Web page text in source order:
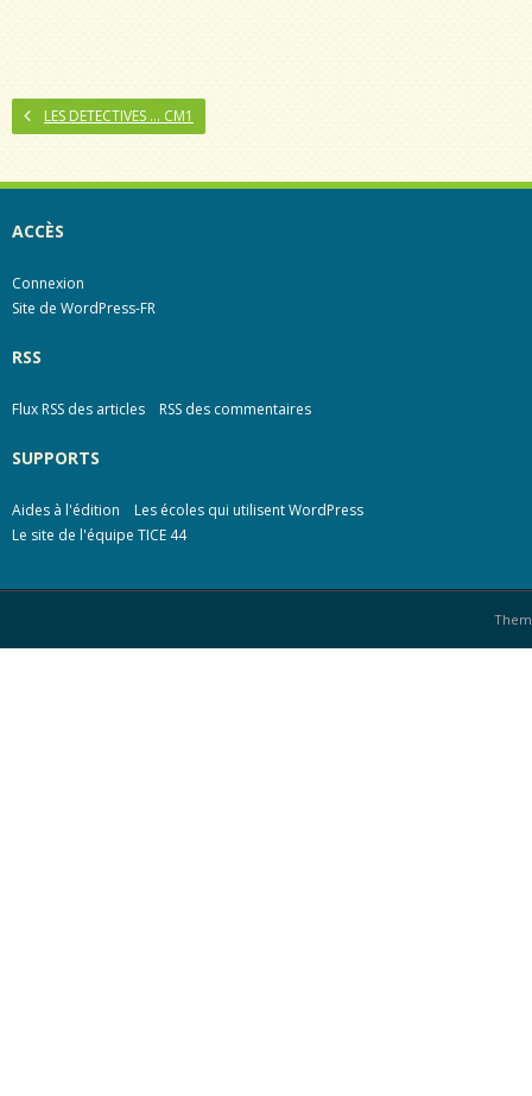
LES DETECTIVES … CM1
ACCÈS
Connexion
Site de WordPress-FR
RSS
Flux RSS des articles RSS des commentaires
SUPPORTS
Aides à l'édition
Les écoles qui utilisent WordPress
Le site de l'équipe TICE 44